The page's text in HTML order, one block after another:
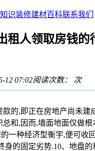
识装修建材百科联系我们
租人领取房钱的
12 07:02阅读次数： 次
,即正在房地产尚未建
和,因而,墙面地面仅做
一种经济型衡宇,便可收
的固定劣势.10、地盘